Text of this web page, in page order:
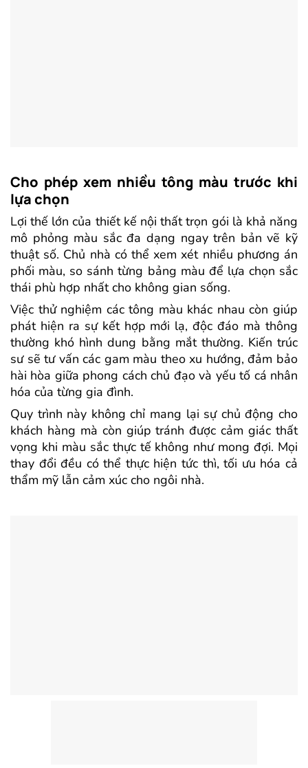
Cho phép xem nhiều tông màu trước khi
lựa chọn
Lợi thế lớn của thiết kế nội thất trọn gói là khả năng
mô phỏng màu sắc đa dạng ngay trên bản vẽ kỹ
thuật số. Chủ nhà có thể xem xét nhiều phương án
phối màu, so sánh từng bảng màu để lựa chọn sắc
thái phù hợp nhất cho không gian sống.
Việc thử nghiệm các tông màu khác nhau còn giúp
phát hiện ra sự kết hợp mới lạ, độc đáo mà thông
thường khó hình dung bằng mắt thường. Kiến trúc
sư sẽ tư vấn các gam màu theo xu hướng, đảm bảo
hài hòa giữa phong cách chủ đạo và yếu tố cá nhân
hóa của từng gia đình.
Quy trình này không chỉ mang lại sự chủ động cho
khách hàng mà còn giúp tránh được cảm giác thất
vọng khi màu sắc thực tế không như mong đợi. Mọi
thay đổi đều có thể thực hiện tức thì, tối ưu hóa cả
thẩm mỹ lẫn cảm xúc cho ngôi nhà.